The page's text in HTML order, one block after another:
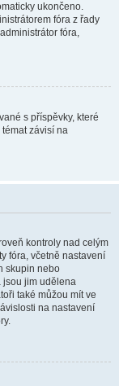
ukončeno.
fóra z řady
fóra,
s příspěvky, které
závisí na
kontroly nad celým
fóra, včetně nastavení
skupin nebo
jsou jim udělena
také můžou mít ve
na nastavení